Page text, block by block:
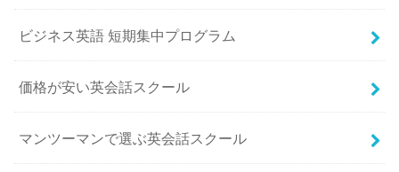
ビジネス英語 短期集中プログラム
価格が安い英会話スクール
マンツーマンで選ぶ英会話スクール